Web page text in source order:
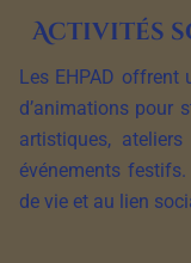
Activités
Les EHPAD offrent
d’animations pour
artistiques,
événements
de vie et au lien